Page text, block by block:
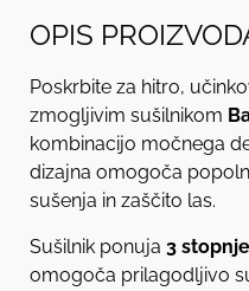
OPIS
Poskrbite za hitro,
zmogljivim sušilnikom
kombinacijo močnega
dizajna omogoča
sušenja in zaščito las.
Sušilnik ponuja 3
omogoča prilagodljivo